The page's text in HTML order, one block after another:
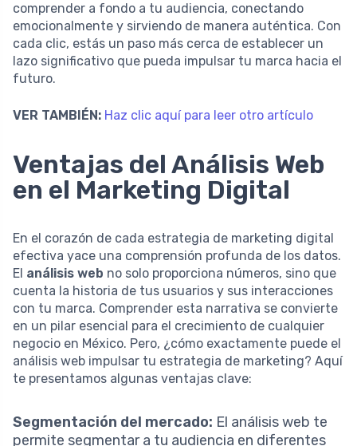
comprender a fondo a tu audiencia, conectando
emocionalmente y sirviendo de manera auténtica. Con
cada clic, estás un paso más cerca de establecer un
lazo significativo que pueda impulsar tu marca hacia el
futuro.
VER TAMBIÉN: Haz clic aquí para leer otro artículo
Ventajas del Análisis Web
en el Marketing Digital
En el corazón de cada estrategia de marketing digital
efectiva yace una comprensión profunda de los datos.
El análisis web no solo proporciona números, sino que
cuenta la historia de tus usuarios y sus interacciones
con tu marca. Comprender esta narrativa se convierte
en un pilar esencial para el crecimiento de cualquier
negocio en México. Pero, ¿cómo exactamente puede el
análisis web impulsar tu estrategia de marketing? Aquí
te presentamos algunas ventajas clave:
Segmentación del mercado: El análisis web te
permite segmentar a tu audiencia en diferentes